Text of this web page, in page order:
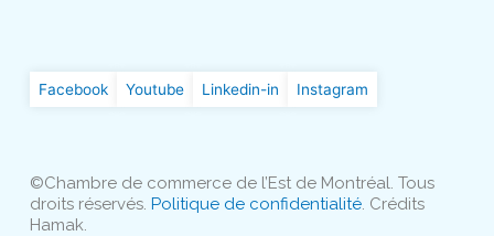
Facebook Youtube Linkedin-in Instagram
©Chambre de commerce de l’Est de Montréal. Tous
droits réservés.Politique de confidentialité. Crédits
Hamak.